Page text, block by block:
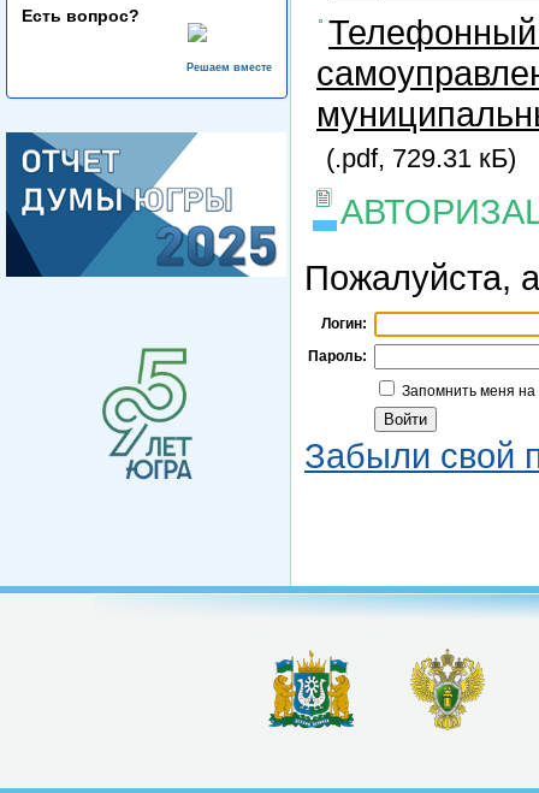
Есть вопрос?
Решаем вместе
Телефонный
(.pdf, 729.31 кБ)
Пожалуйста,
Логин:
Пароль:
Запомнить меня
Забыли свой